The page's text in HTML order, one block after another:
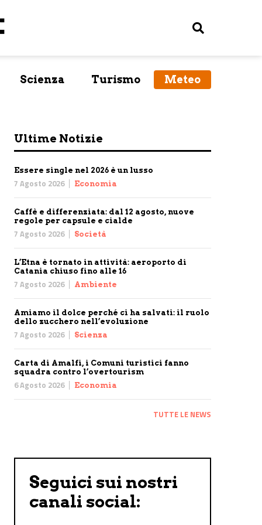
Scienza Turismo Meteo
Ultime Notizie
Essere single nel 2026 è un lusso
7 Agosto 2026 Economia
Caffè e differenziata: dal 12 agosto, nuove
regole per capsule e cialde
7 Agosto 2026 Società
L’Etna è tornato in attività: aeroporto di
Catania chiuso fino alle 16
7 Agosto 2026 Ambiente
Amiamo il dolce perché ci ha salvati: il ruolo
dello zucchero nell’evoluzione
7 Agosto 2026 Scienza
Carta di Amalfi, i Comuni turistici fanno
squadra contro l’overtourism
6 Agosto 2026 Economia
TUTTE LE NEWS
Seguici sui nostri
canali social: